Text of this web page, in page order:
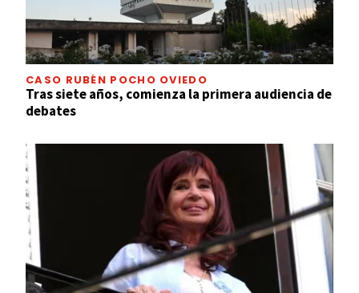
CASO RUBÉN POCHO OVIEDO
Tras siete años, comienza la primera audiencia de
debates